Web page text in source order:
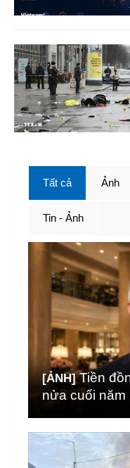
Tất cả
[ẢNH] Tiền
nửa cuối năm
Ảnh
Tin - Ảnh